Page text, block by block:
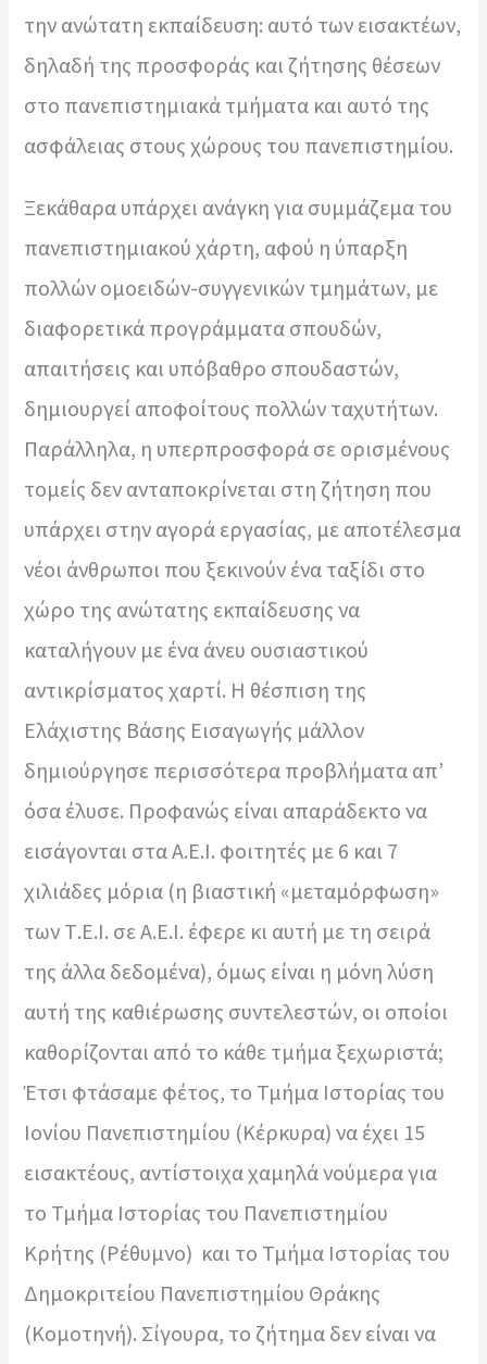
την ανώτατη εκπαίδευση: αυτό των εισακτέων,
δηλαδή της προσφοράς και ζήτησης θέσεων
στο πανεπιστημιακά τμήματα και αυτό της
ασφάλειας στους χώρους του πανεπιστημίου.
Ξεκάθαρα υπάρχει ανάγκη για συμμάζεμα του
πανεπιστημιακού χάρτη, αφού η ύπαρξη
πολλών ομοειδών-συγγενικών τμημάτων, με
διαφορετικά προγράμματα σπουδών,
απαιτήσεις και υπόβαθρο σπουδαστών,
δημιουργεί αποφοίτους πολλών ταχυτήτων.
Παράλληλα, η υπερπροσφορά σε ορισμένους
τομείς δεν ανταποκρίνεται στη ζήτηση που
υπάρχει στην αγορά εργασίας, με αποτέλεσμα
νέοι άνθρωποι που ξεκινούν ένα ταξίδι στο
χώρο της ανώτατης εκπαίδευσης να
καταλήγουν με ένα άνευ ουσιαστικού
αντικρίσματος χαρτί. Η θέσπιση της
Ελάχιστης Βάσης Εισαγωγής μάλλον
δημιούργησε περισσότερα προβλήματα απ’
όσα έλυσε. Προφανώς είναι απαράδεκτο να
εισάγονται στα Α.Ε.Ι. φοιτητές με 6 και 7
χιλιάδες μόρια (η βιαστική «μεταμόρφωση»
των Τ.Ε.Ι. σε Α.Ε.Ι. έφερε κι αυτή με τη σειρά
της άλλα δεδομένα), όμως είναι η μόνη λύση
αυτή της καθιέρωσης συντελεστών, οι οποίοι
καθορίζονται από το κάθε τμήμα ξεχωριστά;
Έτσι φτάσαμε φέτος, το Τμήμα Ιστορίας του
Ιονίου Πανεπιστημίου (Κέρκυρα) να έχει 15
εισακτέους, αντίστοιχα χαμηλά νούμερα για
το Τμήμα Ιστορίας του Πανεπιστημίου
Κρήτης (Ρέθυμνο) και το Τμήμα Ιστορίας του
Δημοκριτείου Πανεπιστημίου Θράκης
(Κομοτηνή). Σίγουρα, το ζήτημα δεν είναι να